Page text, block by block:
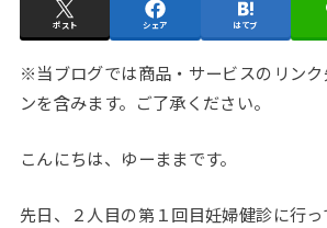
ポスト シェア はてブ
※当ブログでは商品・サービスのリンク
ンを含みます。ご了承ください。
こんにちは、ゆーままです。
先日、２人目の第１回目妊婦健診に行